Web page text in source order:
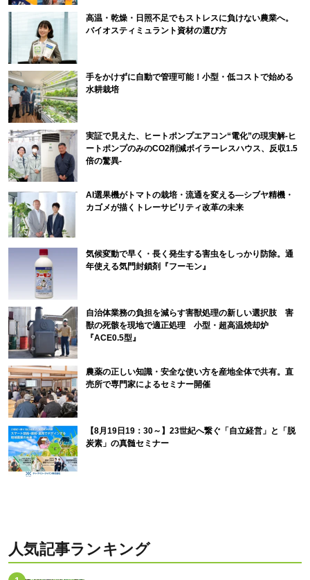
高温・乾燥・日照不足でもストレスに負けない農業へ。
バイオスティミュラント資材の選び方
手をかけずに自動で管理可能！小型・低コストで始める
水耕栽培
実証で見えた、ヒートポンプエアコン“電化”の現実解-ヒ
ートポンプのみのCO2削減ボイラーレスハウス、反収1.5
倍の驚異-
AI選果機がトマトの栽培・流通を変える―シブヤ精機・
カゴメが描くトレーサビリティ改革の未来
気候変動で早く・長く発生する害虫をしっかり防除。通
年使える気門封鎖剤『フーモン』
自治体業務の負担を減らす害獣処理の新しい選択肢 害
獣の死骸を現地で適正処理 小型・超高温焼却炉
『ACE0.5型』
農薬の正しい知識・安全な使い方を産地全体で共有。直
売所で専門家によるセミナー開催
【8月19日19：30～】23世紀へ繋ぐ「自立経営」と「脱
炭素」の真髄セミナー
人気記事ランキング